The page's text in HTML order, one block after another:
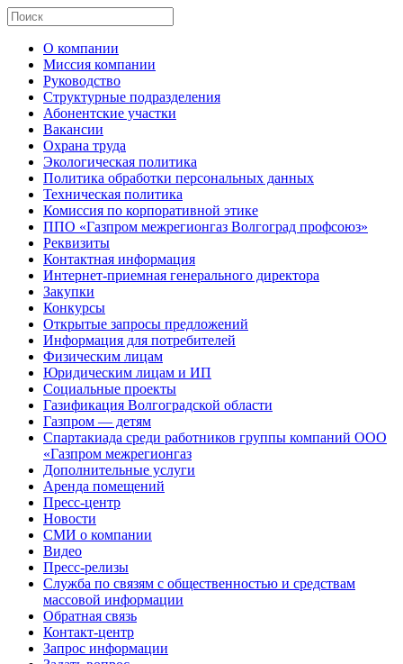
О компании
Миссия компании
Руководство
Структурные подразделения
Абонентские участки
Вакансии
Охрана труда
Экологическая политика
Политика обработки персональных данных
Техническая политика
Комиссия по корпоративной этике
ППО «Газпром межрегионгаз Волгоград профсоюз»
Реквизиты
Контактная информация
Интернет-приемная генерального директора
Закупки
Конкурсы
Открытые запросы предложений
Информация для потребителей
Физическим лицам
Юридическим лицам и ИП
Социальные проекты
Газификация Волгоградской области
Газпром — детям
Спартакиада среди работников группы компаний ООО
«Газпром межрегионгаз
Дополнительные услуги
Аренда помещений
Пресс-центр
Новости
СМИ о компании
Видео
Пресс-релизы
Служба по связям с общественностью и средствам
массовой информации
Обратная связь
Контакт-центр
Запрос информации